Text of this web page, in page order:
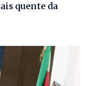
quente da